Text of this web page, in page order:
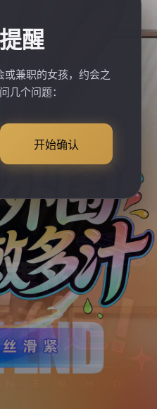
醒
兼职的女孩，约会之
几个问题：
开始确认